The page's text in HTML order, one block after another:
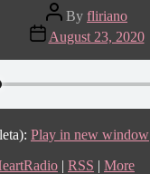
Post
author
By fliriano
Post
date
August 23, 2020
Play in new window
| RSS | More